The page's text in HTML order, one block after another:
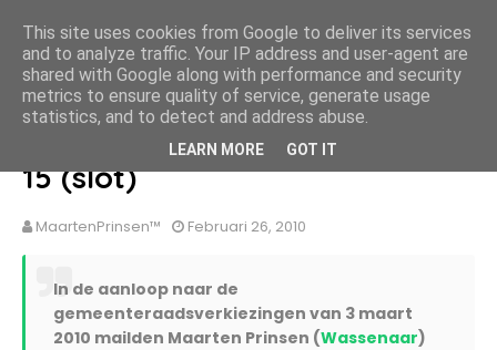
MaartenPrinsen.nl
HOME OVER MIJ BLOG ARCHIEF CONTACT
Wassenaar groet Menterwolde
15 (slot)
MaartenPrinsen™ Februari 26, 2010
In de aanloop naar de
gemeenteraadsverkiezingen van 3 maart
2010 mailden Maarten Prinsen (Wassenaar)
This site uses cookies from Google to deliver its services
and to analyze traffic. Your IP address and user-agent are
shared with Google along with performance and security
metrics to ensure quality of service, generate usage
statistics, and to detect and address abuse.
LEARN MORE GOT IT